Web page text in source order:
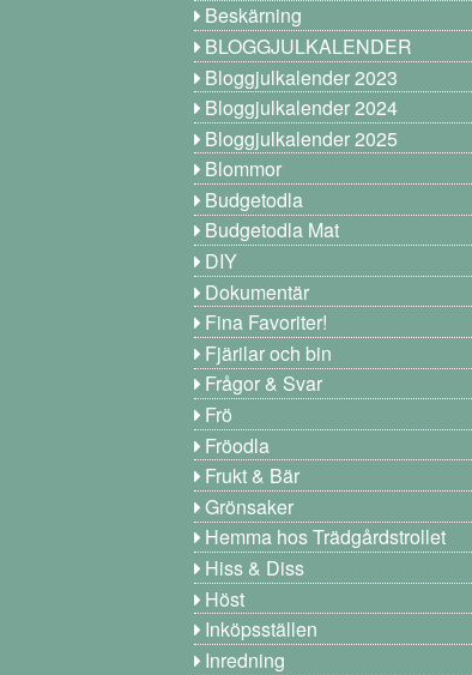
Beskärning
BLOGGJULKALENDER
Bloggjulkalender 2023
Bloggjulkalender 2024
Bloggjulkalender 2025
Blommor
Budgetodla
Budgetodla Mat
DIY
Dokumentär
Fina Favoriter!
Fjärilar och bin
Frågor & Svar
Frö
Fröodla
Frukt & Bär
Grönsaker
Hemma hos Trädgårdstrollet
Hiss & Diss
Höst
Inköpsställen
Inredning